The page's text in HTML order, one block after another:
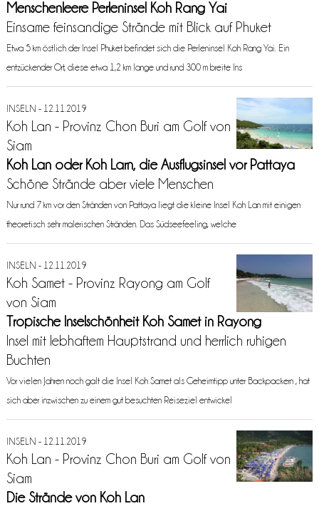
Menschenleere Perleninsel Koh Rang Yai
Einsame feinsandige Strände mit Blick auf Phuket
Etwa 5 km östlich der Insel Phuket befindet sich die Perleninsel Koh Rang Yai. Ein
entzückender Ort, diese etwa 1,2 km lange und rund 300 m breite Ins
INSELN - 12.11.2019
Koh Lan - Provinz Chon Buri am Golf von
Siam
Koh Lan oder Koh Larn, die Ausflugsinsel vor Pattaya
Schöne Strände aber viele Menschen
Nur rund 7 km vor den Stränden von Pattaya liegt die kleine Insel Koh Lan mit einigen
theoretisch sehr malerischen Stränden. Das Südseefeeling, welche
INSELN - 12.11.2019
Koh Samet - Provinz Rayong am Golf
von Siam
Tropische Inselschönheit Koh Samet in Rayong
Insel mit lebhaftem Hauptstrand und herrlich ruhigen
Buchten
Vor vielen Jahren noch galt die Insel Koh Samet als Geheimtipp unter Backpackern , hat
sich aber inzwischen zu einem gut besuchten Reiseziel entwickel
INSELN - 12.11.2019
Koh Lan - Provinz Chon Buri am Golf von
Siam
Die Strände von Koh Lan